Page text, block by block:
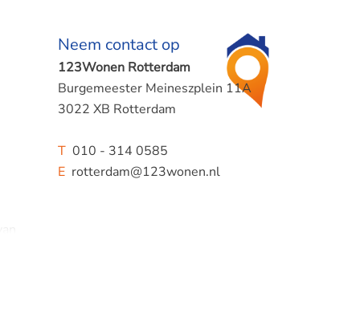
Neem contact op
123Wonen Rotterdam
Burgemeester Meineszplein 11A
3022 XB Rotterdam
T010 - 314 0585
Erotterdam@123wonen.nl